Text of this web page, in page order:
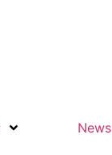
News